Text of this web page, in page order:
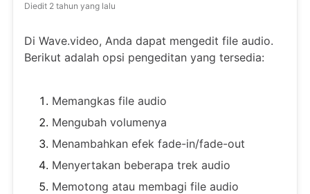
Diedit 2 tahun yang lalu
Di Wave.video, Anda dapat mengedit file audio.
Berikut adalah opsi pengeditan yang tersedia:
Memangkas file audio
Mengubah volumenya
Menambahkan efek fade-in/fade-out
Menyertakan beberapa trek audio
Memotong atau membagi file audio